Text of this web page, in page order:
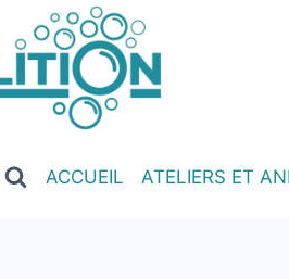
ACCUEIL ATELIERS ET